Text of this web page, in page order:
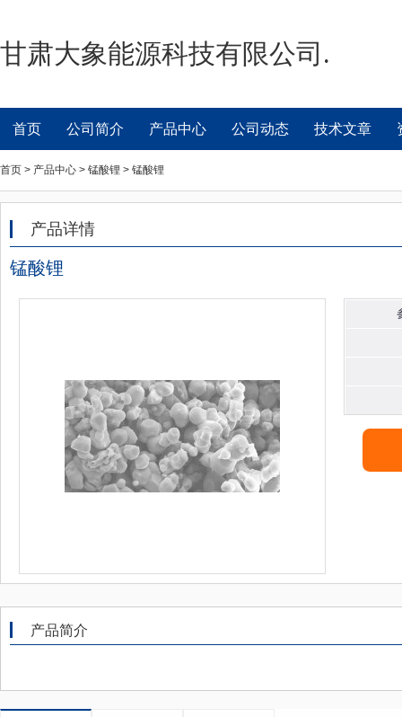
甘肃大象能源科技有限公司.
首页 公司简介 产品中心 公司动态 技术文章
首页 > 产品中心 > 锰酸锂 > 锰酸锂
产品详情
锰酸锂
产品简介